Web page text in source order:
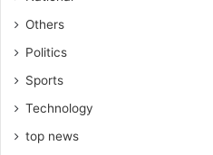
Others
Politics
Sports
Technology
top news